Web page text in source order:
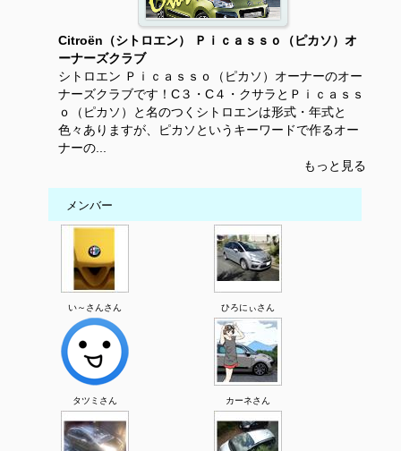
Citroën（シトロエン） Ｐｉｃａｓｓｏ（ピカソ）オ
ーナーズクラブ
シトロエン Ｐｉｃａｓｓｏ（ピカソ）オーナーのオー
ナーズクラブです！C３・C４・クサラとＰｉｃａｓｓ
ｏ（ピカソ）と名のつくシトロエンは形式・年式と
色々ありますが、ピカソというキーワードで作るオー
ナーの...
もっと見る
メンバー
い～さんさん ひろにぃさん
タツミさん カーネさん